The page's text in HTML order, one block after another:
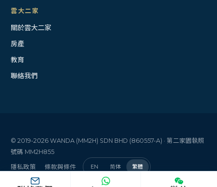
雲大二家
關於雲大二家
房產
教育
聯絡我們
© 2019-2026 WANDA (MM2H) SDN BHD (860557-A) · 第二家園執照
號碼 MM2H855
隱私政策 條款與條件 EN 简体 繁體